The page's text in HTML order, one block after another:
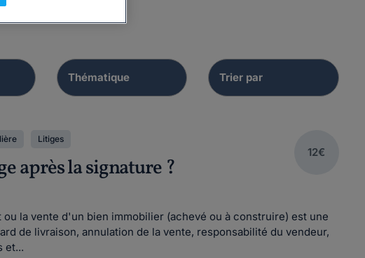
Litiges
après la signature ?
12€
la vente d'un bien immobilier (achevé ou à construire) est une
de livraison, annulation de la vente, responsabilité du vendeur,
et...